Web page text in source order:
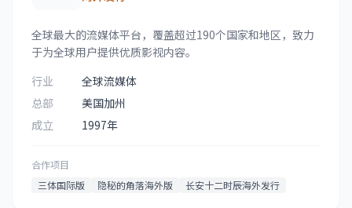
全球最大的流媒体平台，覆盖超过190个国家和地区，致力
于为全球用户提供优质影视内容。
行业
全球流媒体
总部
美国加州
成立
1997年
合作项目
三体国际版
隐秘的角落海外版 长安十二时辰海外发行